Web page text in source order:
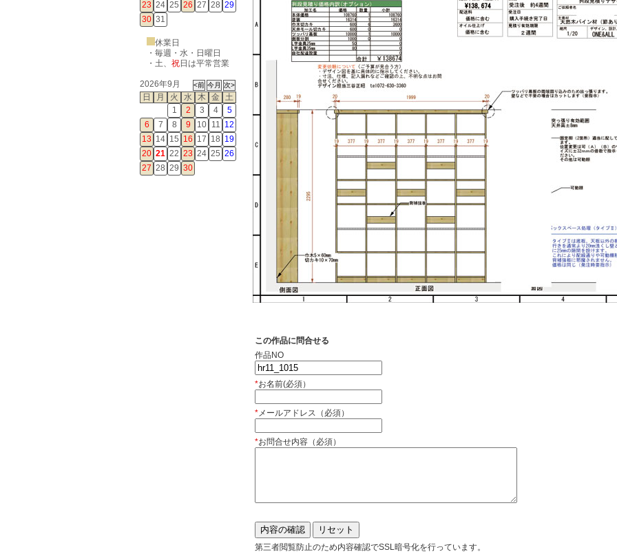
23 24 25 26 27 28 29
30 31
休業日
・毎週・水・日曜日
・ 土、 祝日は平常営業
2026年9月
日
月 火 水 木 金
土
1
2 3 4
5
6
7 8 9 10 11 12
13 14 15 16 17 18 19
20 21 22 23 24 25 26
27 28 29 30
この作品に問合せる
作品NO
*お名前(必須）
*メールアドレス（必須）
*お問合せ内容（必須）
第三者閲覧防止のため内容確認でSSL暗号化を行っています。